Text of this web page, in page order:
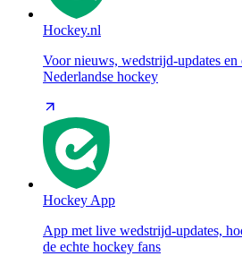
Hockey.nl
Voor nieuws, wedstrijd-updates en
Nederlandse hockey
Hockey App
App met live wedstrijd-updates,
de echte hockey fans